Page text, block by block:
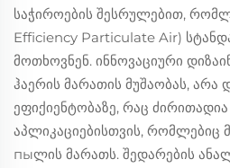
საჭიროების შესრულებით,
Efficiency Particulate Air)
მოთხოვნენ. ინნოვაციური
ჰაერის მარათის მუშაობას,
ეფიქიენტობაზე, რაც
აპლიკაციებისთვის, რომლებიც
пыლის მარათს. შედარების